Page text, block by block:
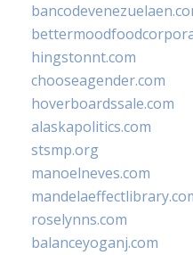
hingstonnt.com
chooseagender.com
hoverboardssale.com
alaskapolitics.com
stsmp.org
manoelneves.com
roselynns.com
balanceyoganj.com